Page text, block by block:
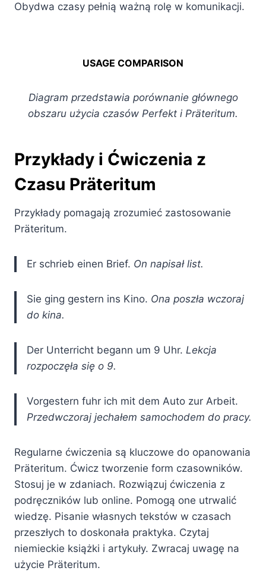
Obydwa czasy pełnią ważną rolę w komunikacji.
USAGE COMPARISON
Diagram przedstawia porównanie głównego
obszaru użycia czasów Perfekt i Präteritum.
Przykłady i Ćwiczenia z
Czasu Präteritum
Przykłady pomagają zrozumieć zastosowanie
Präteritum.
Er schrieb einen Brief. On napisał list.
Sie ging gestern ins Kino. Ona poszła wczoraj
do kina.
Der Unterricht begann um 9 Uhr. Lekcja
rozpoczęła się o 9.
Vorgestern fuhr ich mit dem Auto zur Arbeit.
Przedwczoraj jechałem samochodem do pracy.
Regularne ćwiczenia są kluczowe do opanowania
Präteritum. Ćwicz tworzenie form czasowników.
Stosuj je w zdaniach. Rozwiązuj ćwiczenia z
podręczników lub online. Pomogą one utrwalić
wiedzę. Pisanie własnych tekstów w czasach
przeszłych to doskonała praktyka. Czytaj
niemieckie książki i artykuły. Zwracaj uwagę na
użycie Präteritum.